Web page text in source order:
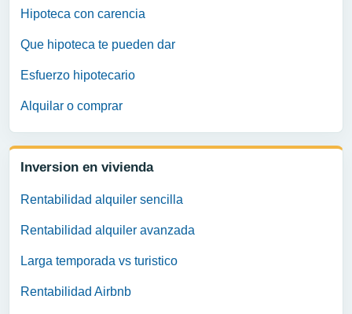
Hipoteca con carencia
Que hipoteca te pueden dar
Esfuerzo hipotecario
Alquilar o comprar
Inversion en vivienda
Rentabilidad alquiler sencilla
Rentabilidad alquiler avanzada
Larga temporada vs turistico
Rentabilidad Airbnb